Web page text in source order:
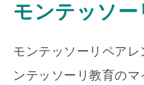
モンテッソ
モンテッソーリペア
ンテッソーリ教育の